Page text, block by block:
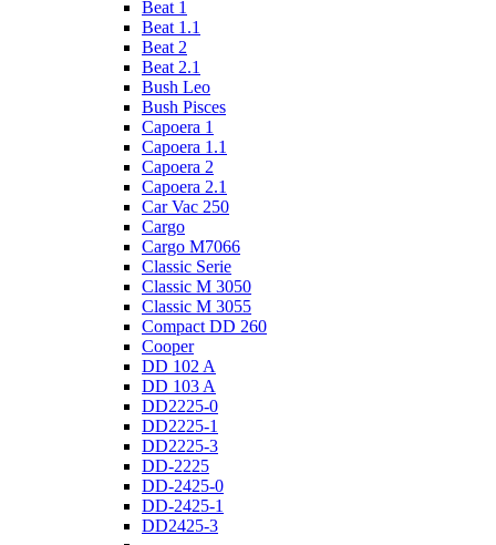
Beat 1
Beat 1.1
Beat 2
Beat 2.1
Bush Leo
Bush Pisces
Capoera 1
Capoera 1.1
Capoera 2
Capoera 2.1
Car Vac 250
Cargo
Cargo M7066
Classic Serie
Classic M 3050
Classic M 3055
Compact DD 260
Cooper
DD 102 A
DD 103 A
DD2225-0
DD2225-1
DD2225-3
DD-2225
DD-2425-0
DD-2425-1
DD2425-3